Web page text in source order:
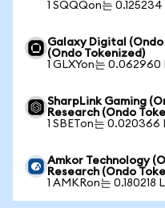
1 SQQQon는
Galaxy Digital (Ondo
(Ondo Tokenized)
1 GLXYon는 0.062960
SharpLink Gaming
Research (Ondo
1 SBETon는 0.020366
Amkor Technology
Research (Ondo
1 AMKRon는 0.180218